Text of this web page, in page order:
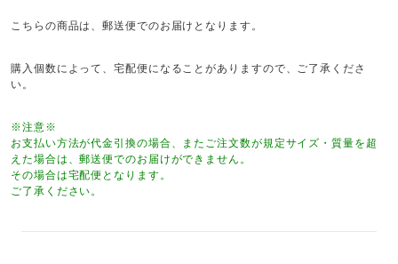
こちらの商品は、郵送便でのお届けとなります。
購入個数によって、宅配便になることがありますので、ご了承くださ
い。
※注意※
お支払い方法が代金引換の場合、またご注文数が規定サイズ・質量を超
えた場合は、郵送便でのお届けができません。
その場合は宅配便となります。
ご了承ください。